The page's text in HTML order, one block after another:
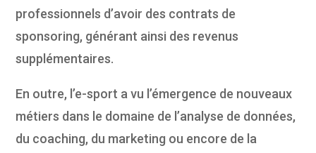
professionnels d’avoir des contrats de
sponsoring, générant ainsi des revenus
supplémentaires.
En outre, l’e-sport a vu l’émergence de nouveaux
métiers dans le domaine de l’analyse de données,
du coaching, du marketing ou encore de la